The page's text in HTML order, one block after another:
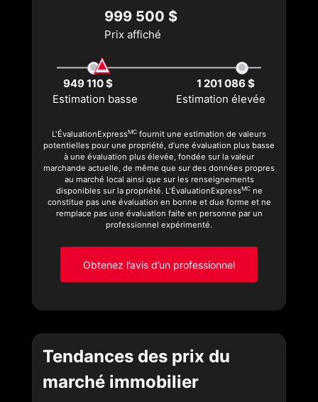
999 500 $
Prix affiché
949 110 $
1 201 086 $
Estimation basse
Estimation élevée
L'ÉvaluationExpressMC fournit une estimation de valeurs
potentielles pour une propriété, d’une évaluation plus basse
à une évaluation plus élevée, fondée sur la valeur
marchande actuelle, de même que sur des données propres
au marché local ainsi que sur les renseignements
disponibles sur la propriété. L'ÉvaluationExpressMCne
constitue pas une évaluation en bonne et due forme et ne
remplace pas une évaluation faite en personne par un
professionnel expérimenté.
Obtenez l’avis d’un professionnel
Tendances des prix du
marché immobilier